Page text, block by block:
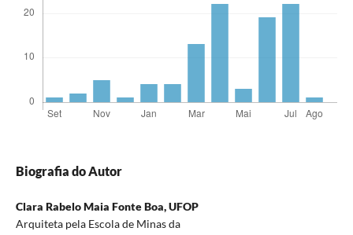
Biografia do Autor
Clara Rabelo Maia Fonte Boa,UFOP
Arquiteta pela Escola de Minas da